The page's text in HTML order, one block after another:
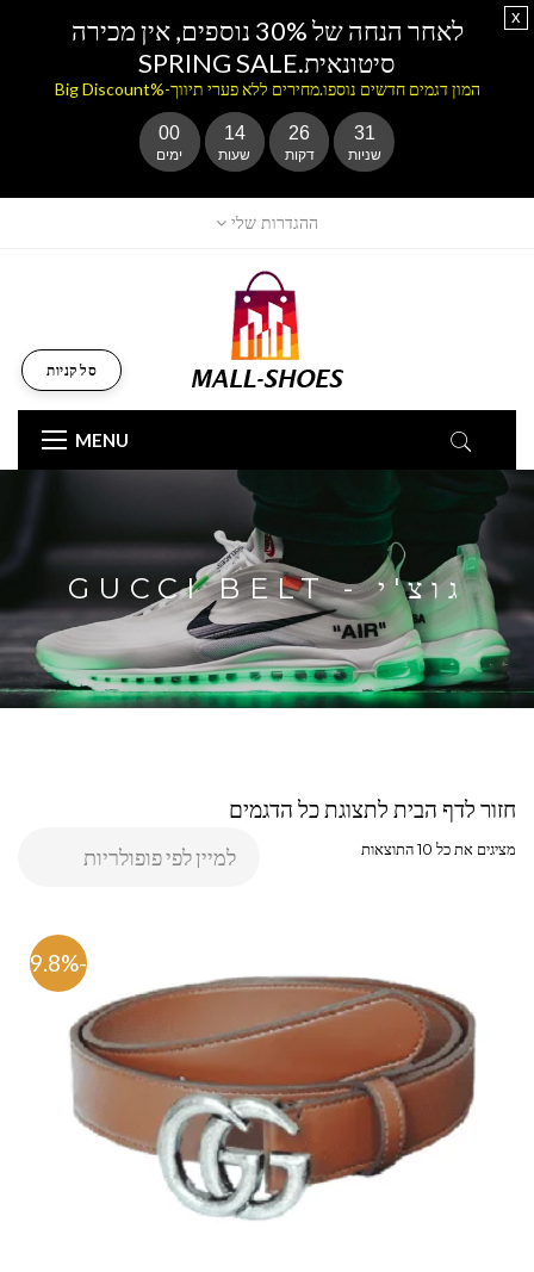
ההגדרות שלי
MENU
סל קניות
גוצ'י - GUCCI BELT
חזור לדף הבית לתצוגת כל הדגמים
מציגים את כל ⁦10⁩ התוצאות
-79.8%
לאחר הנחה של 30% נוספים, אין מכירה
סיטונאית.SPRING SALE
המון דגמים חדשים נוספו.מחירים ללא פערי תיווך-%Big Discount
00
ימים
14
שעות
26
דקות
30
שניות
x